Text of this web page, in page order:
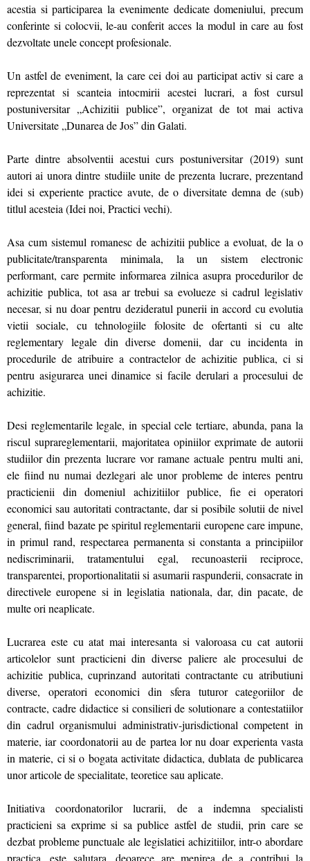
acestia si participarea la evenimente dedicate domeniului, precum
conferinte si colocvii, le-au conferit acces la modul in care au fost
dezvoltate unele concept profesionale.
Un astfel de eveniment, la care cei doi au participat activ si care a
reprezentat si scanteia intocmirii acestei lucrari, a fost cursul
postuniversitar „Achizitii publice”, organizat de tot mai activa
Universitate „Dunarea de Jos” din Galati.
Parte dintre absolventii acestui curs postuniversitar (2019) sunt
autori ai unora dintre studiile unite de prezenta lucrare, prezentand
idei si experiente practice avute, de o diversitate demna de (sub)
titlul acesteia (Idei noi, Practici vechi).
Asa cum sistemul romanesc de achizitii publice a evoluat, de la o
publicitate/transparenta minimala, la un sistem electronic
performant, care permite informarea zilnica asupra procedurilor de
achizitie publica, tot asa ar trebui sa evolueze si cadrul legislativ
necesar, si nu doar pentru dezideratul punerii in accord cu evolutia
vietii sociale, cu tehnologiile folosite de ofertanti si cu alte
reglementary legale din diverse domenii, dar cu incidenta in
procedurile de atribuire a contractelor de achizitie publica, ci si
pentru asigurarea unei dinamice si facile derulari a procesului de
achizitie.
Desi reglementarile legale, in special cele tertiare, abunda, pana la
riscul suprareglementarii, majoritatea opiniilor exprimate de autorii
studiilor din prezenta lucrare vor ramane actuale pentru multi ani,
ele fiind nu numai dezlegari ale unor probleme de interes pentru
practicienii din domeniul achizitiilor publice, fie ei operatori
economici sau autoritati contractante, dar si posibile solutii de nivel
general, fiind bazate pe spiritul reglementarii europene care impune,
in primul rand, respectarea permanenta si constanta a principiilor
nediscriminarii, tratamentului egal, recunoasterii reciproce,
transparentei, proportionalitatii si asumarii raspunderii, consacrate in
directivele europene si in legislatia nationala, dar, din pacate, de
multe ori neaplicate.
Lucrarea este cu atat mai interesanta si valoroasa cu cat autorii
articolelor sunt practicieni din diverse paliere ale procesului de
achizitie publica, cuprinzand autoritati contractante cu atributiuni
diverse, operatori economici din sfera tuturor categoriilor de
contracte, cadre didactice si consilieri de solutionare a contestatiilor
din cadrul organismului administrativ-jurisdictional competent in
materie, iar coordonatorii au de partea lor nu doar experienta vasta
in materie, ci si o bogata activitate didactica, dublata de publicarea
unor articole de specialitate, teoretice sau aplicate.
Initiativa coordonatorilor lucrarii, de a indemna specialisti
practicieni sa exprime si sa publice astfel de studii, prin care se
dezbat probleme punctuale ale legislatiei achizitiilor, intr-o abordare
practica, este salutara, deoarece are menirea de a contribui la